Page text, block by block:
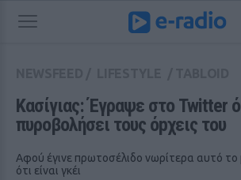
Κασίγιας: Έγραψε στο Twitter
πυροβολήσει τους όpχεις του
Αφού έγινε πρωτοσέλιδο νωρίτερα αυτό
ότι είναι γκέι